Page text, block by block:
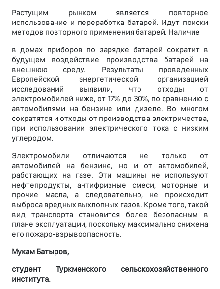
Растущим рынком является повторное
использование и переработка батарей. Идут поиски
методов повторного применения батарей. Наличие
в домах приборов по зарядке батарей сократит в
будущем воздействие производства батарей на
внешнюю среду. Результаты проведенных
Европейской энергетической организацией
исследований выявили, что отходы от
электромобилей ниже, от 17% до 30%, по сравнению с
автомобилями на бензине или дизеле. Во многом
сократятся и отходы от производства электричества,
при использовании электрического тока с низким
углеродом.
Электромобили отличаются не только от
автомобилей на бензине, но и от автомобилей,
работающих на газе. Эти машины не используют
нефтепродукты, антифризные смеси, моторные и
прочие масла, а следовательно, не происходит
выброса вредных выхлопных газов. Кроме того, такой
вид транспорта становится более безопасным в
плане эксплуатации, поскольку максимально снижена
его пожаро-взрывоопасность.
Мукам Батыров,
студент Туркменского сельскохозяйственного
института.